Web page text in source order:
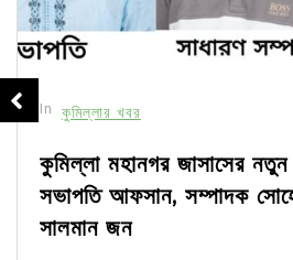
In কুমিল্লার খবর
কুমিল্লা মহানগর জাসাসের
সভাপতি আফসান, সম্পাদক
সালমান জন